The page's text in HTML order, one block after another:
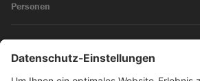
Personen
News